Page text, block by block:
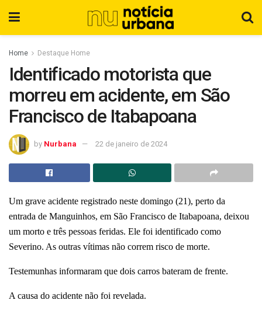
Home Destaque Home
Identificado motorista que
morreu em acidente, em São
Francisco de Itabapoana
by Nurbana 22 de janeiro de 2024
Um grave acidente registrado neste domingo (21), perto da
entrada de Manguinhos, em São Francisco de Itabapoana, deixou
um morto e três pessoas feridas. Ele foi identificado como
Severino. As outras vítimas não correm risco de morte.
Testemunhas informaram que dois carros bateram de frente.
A causa do acidente não foi revelada.